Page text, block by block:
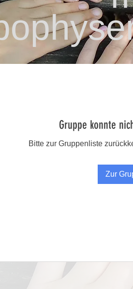
Gruppe konnte
Bitte zur Gruppenliste
Zur